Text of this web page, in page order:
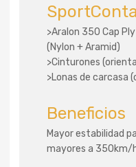
>Aralon 350 Cap
(Nylon + Aramid)
>Cinturones
>Lonas de carcasa
Beneficios
Mayor estabilidad
mayores a 350km/